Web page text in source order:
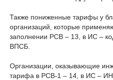
Также пониженные тарифы у
организаций, которые
заполнении РСВ – 13, в ИС –
ВПСБ.
Организации, оказывающие
тарифа в РСВ-1 – 14, в ИС –